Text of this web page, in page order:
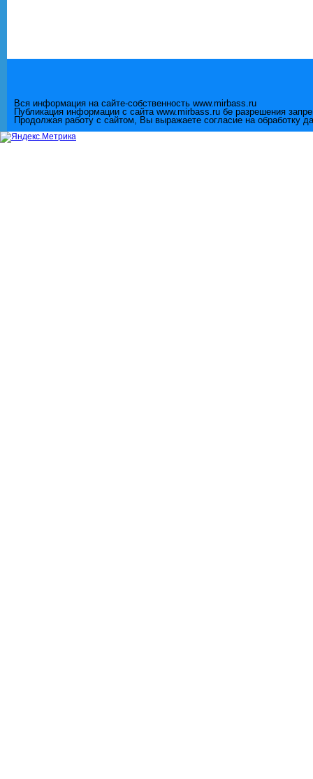
Вся информация на сайте-собственность www.mirbass.ru
Публикация информации с сайта www.mirbass.ru бе разрешения
Продолжая работу с сайтом, Вы выражаете согласие на обработку